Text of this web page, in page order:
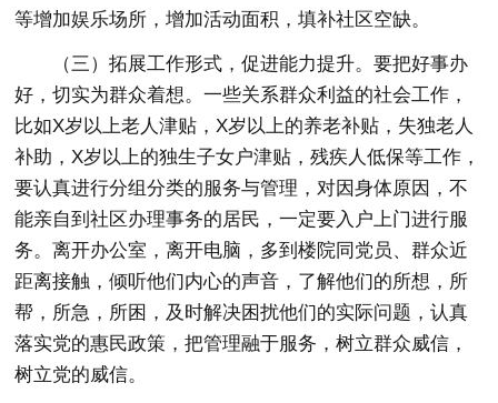
等增加娱乐场所，增加活动面积，填补社区空缺。
（三）拓展工作形式，促进能力提升。要把好事办
好，切实为群众着想。一些关系群众利益的社会工作，
比如X岁以上老人津贴，X岁以上的养老补贴，失独老人
补助，X岁以上的独生子女户津贴，残疾人低保等工作，
要认真进行分组分类的服务与管理，对因身体原因，不
能亲自到社区办理事务的居民，一定要入户上门进行服
务。离开办公室，离开电脑，多到楼院同党员、群众近
距离接触，倾听他们内心的声音，了解他们的所想，所
帮，所急，所困，及时解决困扰他们的实际问题，认真
落实党的惠民政策，把管理融于服务，树立群众威信，
树立党的威信。